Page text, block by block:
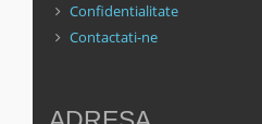
Confidentialitate
Contactati-ne